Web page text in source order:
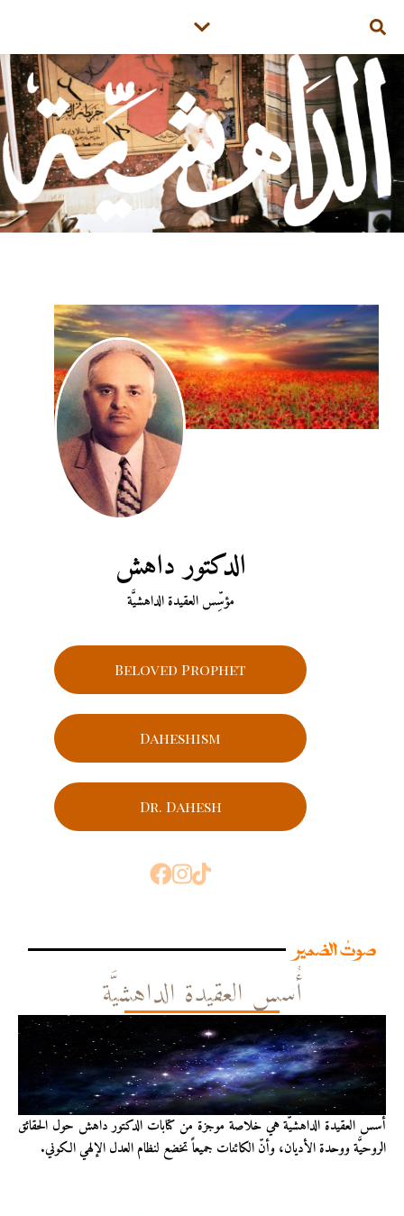
الدكتور داهش
مؤسِّس العقيدة الداهشيَّة
Beloved Prophet
Daheshism
Dr. Dahesh
صوتُ الضمير
أُسس العقيدة الداهشيَّة
أُسس العقيدة الداهشيّة هي خلاصة موجزة من كتابات الدكتور داهش حول الحقائق
الروحيَّة ووحدة الأديان، وأنّ الكائنات جميعاً تخضع لنظام العدل الإلهي الكوني.